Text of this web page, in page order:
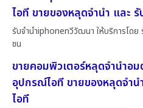
ไอที ขายของหลุดจำนำ และ
รับจำนำiphoneทวีวัฒนา ให้บริการโดย
ชน
ขายคอมพิวเตอร์หลุดจำนำอ
อุปกรณ์ไอที ขายของหลุดจำ
ไอที